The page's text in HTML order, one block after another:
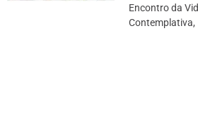
Encontro da
Contemplativa,